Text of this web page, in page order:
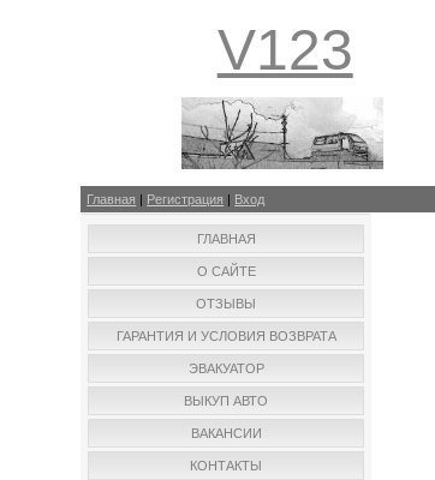
V123
Главная | Регистрация | Вход
ГЛАВНАЯ
О САЙТЕ
ОТЗЫВЫ
ГАРАНТИЯ И УСЛОВИЯ ВОЗВРАТА
ЭВАКУАТОР
ВЫКУП АВТО
ВАКАНСИИ
КОНТАКТЫ